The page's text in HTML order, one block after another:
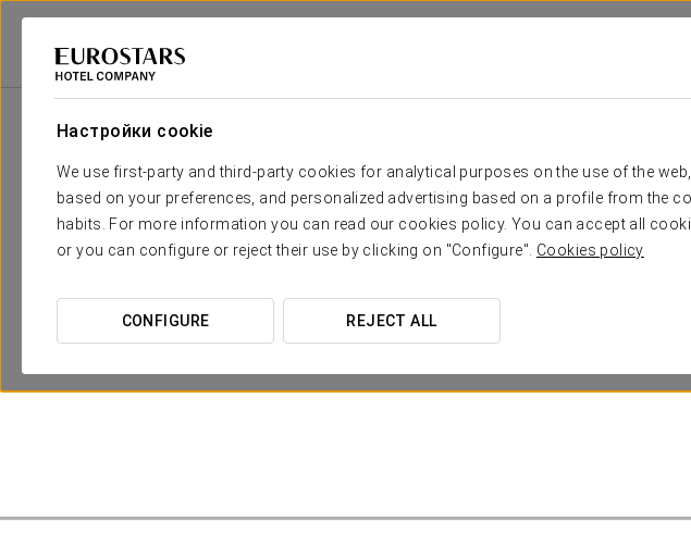
Настройки cookie
We use first-party and third-party cookies for analytical purposes on the use of the
based on your preferences, and personalized advertising based on a profile from the
habits. For more information you can read our cookies policy. You can accept all
or you can configure or reject their use by clicking on "Configure". Cookies policy
CONFIGURE REJECT ALL
Eurostars Hotel Company